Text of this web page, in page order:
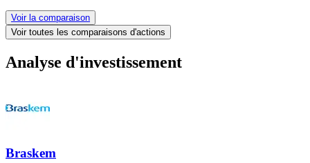
Voir la comparaison
Voir toutes les comparaisons d'actions
Analyse d'investissement
Braskem